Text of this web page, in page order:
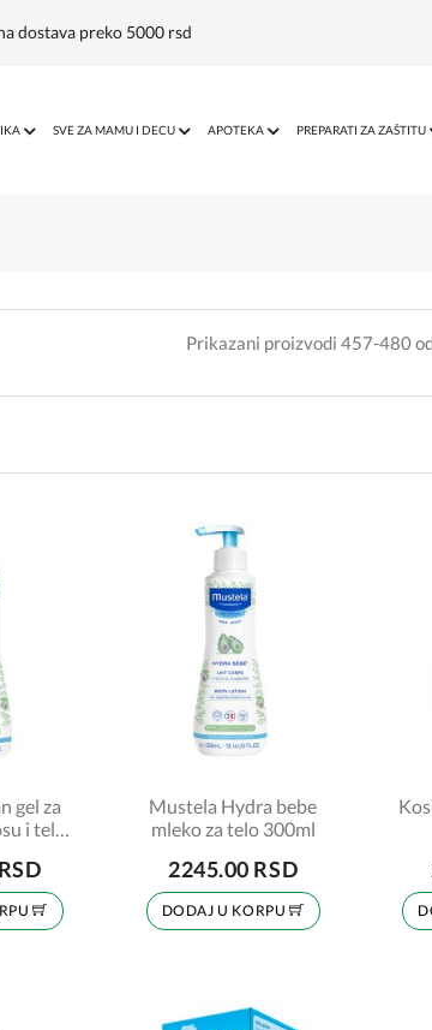
dostava preko 5000 rsd
SVE ZA MAMU I DECU APOTEKA PREPARATI ZA ZAŠTITU
Prikazani proizvodi 457-480
gel za
i telo
Mustela Hydra bebe
mleko za telo 300ml
2245.00 RSD
DODAJ U KORPU